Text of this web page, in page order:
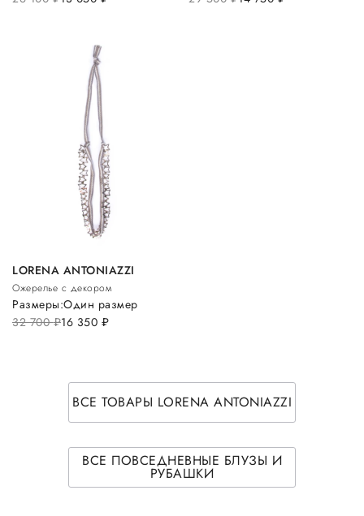
LORENA ANTONIAZZI
Ожерелье с декором
32 700руб.16 350 руб.
Размеры:Один размер
ВСЕ ТОВАРЫ LORENA ANTONIAZZI
ВСЕ ПОВСЕДНЕВНЫЕ БЛУЗЫ И
РУБАШКИ